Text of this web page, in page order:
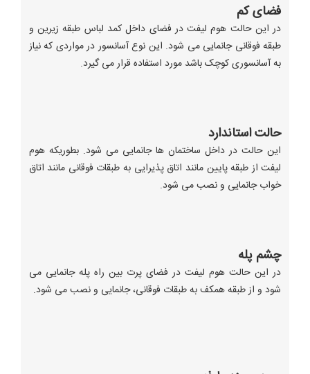
فضای کم
در این حالت هوم لیفت در فضای داخل کمد لباس طبقه زیرین و
طبقه فوقانی جانمایی می شود. این نوع آسانسور در مواردی که نیاز
به آسانسوری کوچک باشد مورد استفاده قرار می گیرد.
حالت استاندارد
این حالت در داخل ساختمان ها جانمایی می شود. بطوریکه هوم
لیفت از طبقه پایین مانند اتاق پذیرایی به طبقات فوقانی مانند اتاق
خواب جانمایی و نصب می شود.
چشم پله
در این حالت هوم لیفت در فضای پرت بین راه پله جانمایی می
شود و از طبقه همکف به طبقات فوقانی، جانمایی و نصب می شود.